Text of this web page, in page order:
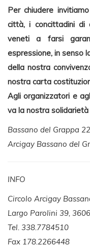
Per chiudere
città, i concittadini di
veneti a farsi
espressione, in senso
della nostra
nostra carta
Agli organizzatori e
va la nostra solidarietà
Bassano del Grappa
Arcigay Bassano del
INFO
Circolo Arcigay
Largo Parolini 39,
Tel. 338.7784510
Fax 178.2266448